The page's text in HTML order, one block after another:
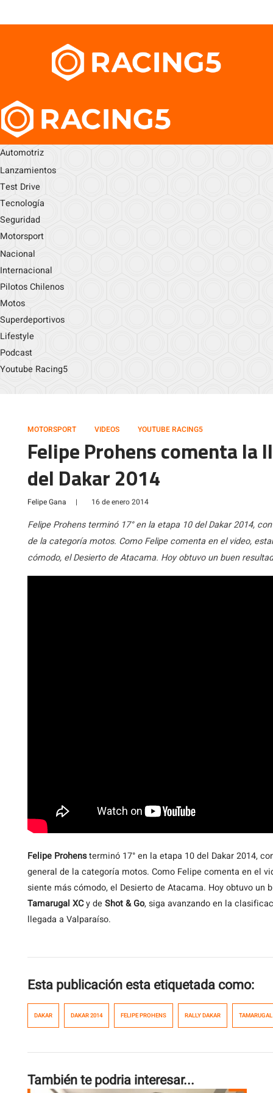
Automotriz
Lanzamientos
Test Drive
Tecnología
Seguridad
Motorsport
Nacional
Internacional
Pilotos Chilenos
Motos
Superdeportivos
Lifestyle
Podcast
Youtube Racing5
MOTORSPORT VIDEOS YOUTUBE RACING5
Felipe Prohens comenta la
del Dakar 2014
Felipe Gana | 16 de enero 2014
Felipe Prohens terminó 17° en la etapa 10 del Dakar 2014,
de la categoría motos. Como Felipe comenta en el video,
cómodo, el Desierto de Atacama. Hoy obtuvo un buen
Felipe Prohensterminó 17° en la etapa 10 del Dakar 2014,
general de la categoría motos. Como Felipe comenta en el
siente más cómodo, el Desierto de Atacama. Hoy obtuvo un
Tamarugal XCy de Shot & Go, siga avanzando en la
llegada a Valparaíso.
Esta publicación esta etiquetada como:
DAKAR DAKAR 2014 FELIPE PROHENS RALLY DAKAR
También te podria interesar...